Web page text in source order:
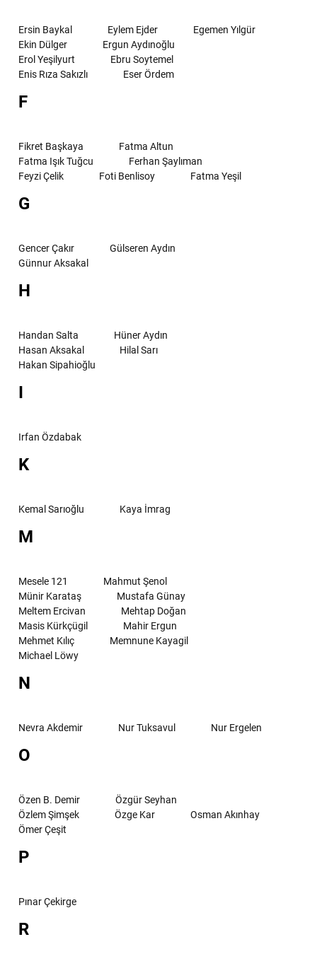
Ersin Baykal Eylem Ejder
Egemen Yılgür
Ekin Dülger
Ergun Aydınoğlu
Erol Yeşilyurt
Ebru Soytemel
Enis Rıza Sakızlı
Eser Ördem
F
Fikret Başkaya
Fatma Altun
Fatma Işık Tuğcu
Ferhan Şaylıman
Feyzi Çelik
Foti Benlisoy Fatma Yeşil
G
Gencer Çakır
Gülseren Aydın
Günnur Aksakal
H
Handan Salta
Hüner Aydın
Hasan Aksakal
Hilal Sarı
Hakan Sipahioğlu
I
Irfan Özdabak
K
Kemal Sarıoğlu Kaya İmrag
M
Mesele 121
Mahmut Şenol
Münir Karataş
Mustafa Günay
Meltem Ercivan
Mehtap Doğan
Masis Kürkçügil
Mahir Ergun
Mehmet Kılıç
Memnune Kayagil
Michael Löwy
N
Nevra Akdemir Nur Tuksavul Nur Ergelen
O
Özen B. Demir
Özgür Seyhan
Özlem Şimşek
Özge Kar
Osman Akınhay
Ömer Çeşit
P
Pınar Çekirge
R